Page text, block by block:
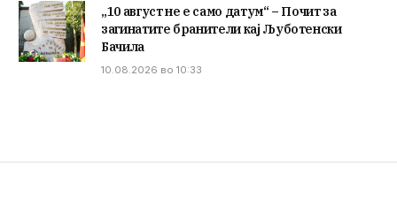
„10 август не е само датум“ – Почит за
загинатите бранители кај Љуботенски
Бачила
10.08.2026 во 10:33